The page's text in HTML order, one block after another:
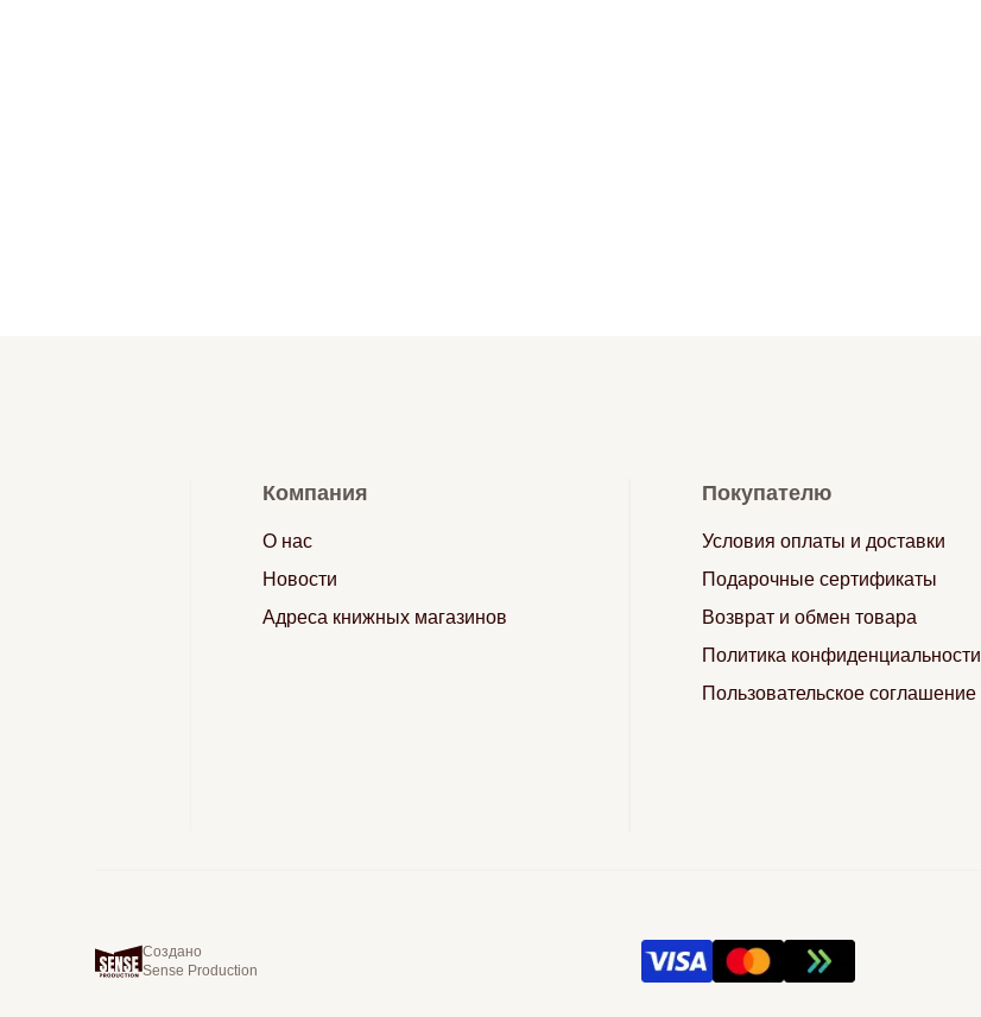
Компания
О нас
Новости
Адреса книжных магазинов
Покупателю
Условия оплаты и доставки
Подарочные сертификаты
Возврат и обмен товара
Политика конфиденциальности
Пользовательское соглашение
Создано
Sense Production